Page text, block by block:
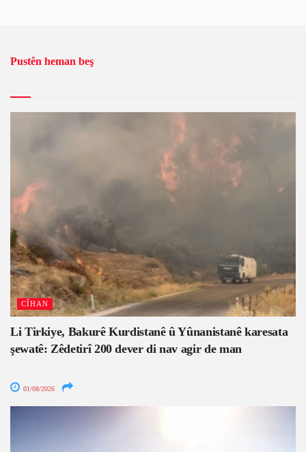
Pustên heman beş
CÎHAN
Li Tirkiye, Bakurê Kurdistanê û Yûnanistanê karesata
şewatê: Zêdetirî 200 dever di nav agir de man
01/08/2026